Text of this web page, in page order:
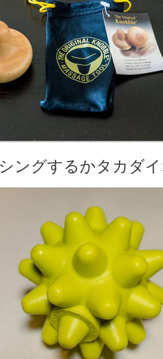
ングするかタカダ